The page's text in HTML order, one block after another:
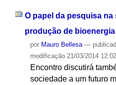
O papel da pesquisa
produção de bioenergia
por Mauro Bellesa —
modificação21/03/2014 12:02
Encontro discutirá
sociedade a um futuro